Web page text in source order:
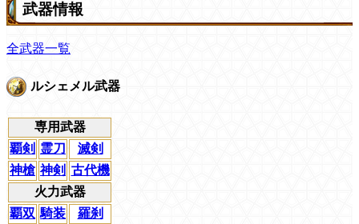
武器情報
全武器一覧
ルシェメル武器
専用武器
覇剣 霊刀
滅剣
神槍 神剣 古代機
火力武器
覇双 騎装
羅刹